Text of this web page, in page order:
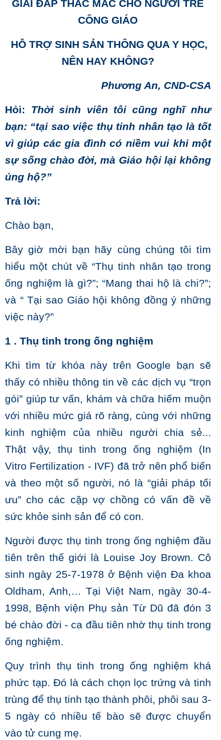
GIẢI ĐÁP THẮC MẮC CHO NGƯỜI TRẺ
CÔNG GIÁO
HỖ TRỢ SINH SẢN THÔNG QUA Y HỌC,
NÊN HAY KHÔNG?
Phương An, CND-CSA
Hỏi: Thời sinh viên tôi cũng nghĩ như
bạn: “tại sao việc thụ tinh nhân tạo là tốt
vì giúp các gia đình có niềm vui khi một
sự sống chào đời, mà Giáo hội lại không
ủng hộ?”
Trả lời:
Chào bạn,
Bây giờ mời bạn hãy cùng chúng tôi tìm
hiểu một chút về “Thụ tinh nhân tạo trong
ống nghiệm là gì?”; “Mang thai hộ là chi?”;
và “ Tại sao Giáo hội không đồng ý những
việc này?”
1 . Thụ tinh trong ống nghiệm
Khi tìm từ khóa này trên Google bạn sẽ
thấy có nhiều thông tin về các dịch vụ “trọn
gói” giúp tư vấn, khám và chữa hiếm muộn
với nhiều mức giá rõ ràng, cùng với những
kinh nghiệm của nhiều người chia sẻ...
Thật vậy, thụ tinh trong ống nghiệm (In
Vitro Fertilization - IVF) đã trở nên phổ biến
và theo một số người, nó là “giải pháp tối
ưu” cho các cặp vợ chồng có vấn đề về
sức khỏe sinh sản để có con.
Người được thụ tinh trong ống nghiệm đầu
tiên trên thế giới là Louise Joy Brown. Cô
sinh ngày 25-7-1978 ở Bệnh viện Đa khoa
Oldham, Anh,… Tại Việt Nam, ngày 30-4-
1998, Bệnh viện Phụ sản Từ Dũ đã đón 3
bé chào đời - ca đầu tiên nhờ thụ tinh trong
ống nghiệm.
Quy trình thụ tinh trong ống nghiệm khá
phức tạp. Đó là cách chọn lọc trứng và tinh
trùng để thụ tinh tạo thành phôi, phôi sau 3-
5 ngày có nhiều tế bào sẽ được chuyển
vào tử cung mẹ.